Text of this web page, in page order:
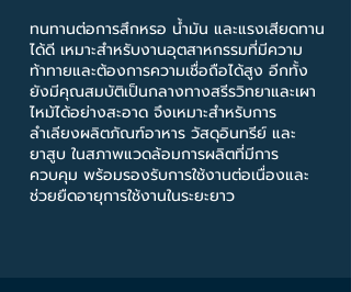
ทนทานต่อการสึกหรอ น้ำมัน และแรงเสียดทาน
ได้ดี เหมาะสำหรับงานอุตสาหกรรมที่มีความ
ท้าทายและต้องการความเชื่อถือได้สูง อีกทั้ง
ยังมีคุณสมบัติเป็นกลางทางสรีรวิทยาและเผา
ไหม้ได้อย่างสะอาด จึงเหมาะสำหรับการ
ลำเลียงผลิตภัณฑ์อาหาร วัสดุอินทรีย์ และ
ยาสูบ ในสภาพแวดล้อมการผลิตที่มีการ
ควบคุม พร้อมรองรับการใช้งานต่อเนื่องและ
ช่วยยืดอายุการใช้งานในระยะยาว